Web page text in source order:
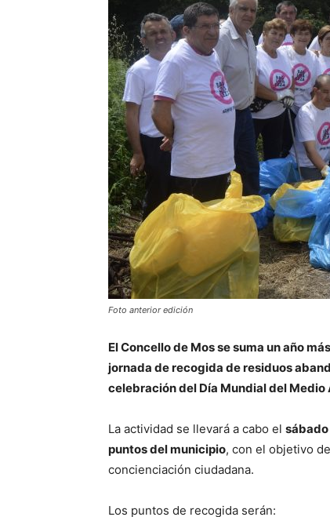
Foto anterior edición
El Concello de Mos se suma un año
jornada de recogida de residuos
celebración del Día Mundial del
La actividad se llevará a cabo el sábado
puntos del municipio, con el objetivo
concienciación ciudadana.
Los puntos de recogida serán: